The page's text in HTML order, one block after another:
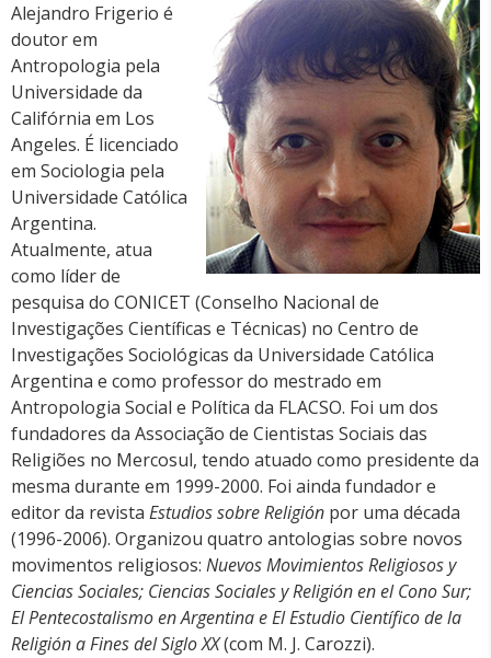
Alejandro Frigerio é
doutor em
Antropologia pela
Universidade da
Califórnia em Los
Angeles. É licenciado
em Sociologia pela
Universidade Católica
Argentina.
Atualmente, atua
como líder de
pesquisa do CONICET (Conselho Nacional de
Investigações Científicas e Técnicas) no Centro de
Investigações Sociológicas da Universidade Católica
Argentina e como professor do mestrado em
Antropologia Social e Política da FLACSO. Foi um dos
fundadores da Associação de Cientistas Sociais das
Religiões no Mercosul, tendo atuado como presidente da
mesma durante em 1999-2000. Foi ainda fundador e
editor da revista Estudios sobre Religión por uma década
(1996-2006). Organizou quatro antologias sobre novos
movimentos religiosos: Nuevos Movimientos Religiosos y
Ciencias Sociales; Ciencias Sociales y Religión en el Cono Sur;
El Pentecostalismo en Argentina e El Estudio Científico de la
Religión a Fines del Siglo XX(com M. J. Carozzi).